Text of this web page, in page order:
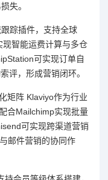
失。
踪插件，支持全球
智能运费计算与多仓
可实现订单自
评，形成营销闭环。
矩阵 Klaviyo作为行业
合Mailchimp实现批量
可实现跨渠道营销
邮件营销的协同作